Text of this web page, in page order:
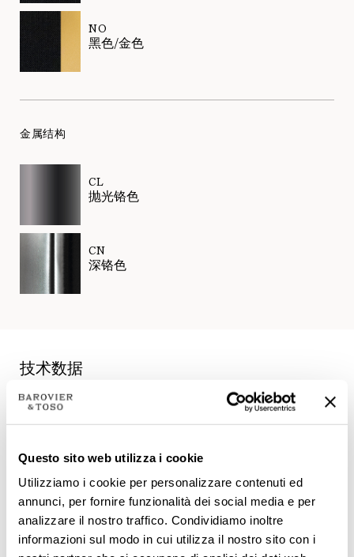
Questo sito web utilizza i cookie
Utilizziamo i cookie per personalizzare contenuti ed
annunci, per fornire funzionalità dei social media e per
analizzare il nostro traffico. Condividiamo inoltre
informazioni sul modo in cui utilizza il nostro sito con i
NO
黑色/金色
金属结构
CL
抛光铬色
CN
深铬色
技术数据